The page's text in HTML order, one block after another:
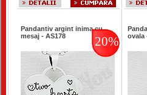
Pandantiv argint inima cu
mesaj - AS178
20%
ovala